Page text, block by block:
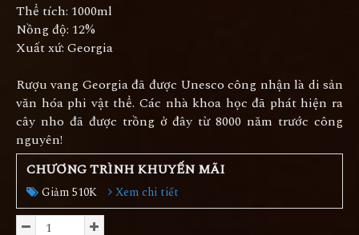
Thể tích: 1000ml
Nồng độ: 12%
Xuất xứ: Georgia
Rượu vang Georgia đã được Unesco công nhận là di sản
văn hóa phi vật thể. Các nhà khoa học đã phát hiện ra
cây nho đã được trồng ở đây từ 8000 năm trước công
nguyên!
CHƯƠNG TRÌNH KHUYẾN MÃI
Giảm 510K Xem chi tiết